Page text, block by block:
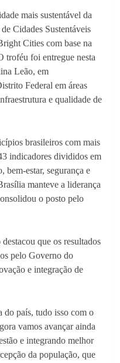
mais sustentável da
Cidades Sustentáveis
Cities com base na
troféu foi entregue nesta
Leão, em
Federal em áreas
e qualidade de
brasileiros com mais
indicadores divididos em
bem-estar, segurança e
manteve a liderança
o posto pelo
que os resultados
pelo Governo do
e integração de
do país, tudo isso com o
vamos avançar ainda
e integrando melhor
da população, que